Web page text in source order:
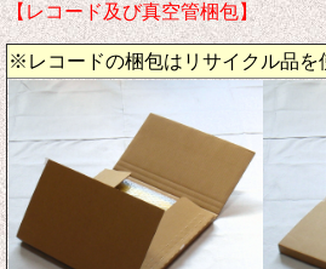
【レコード及び真空管梱包】
※レコードの梱包はリサイクル品を